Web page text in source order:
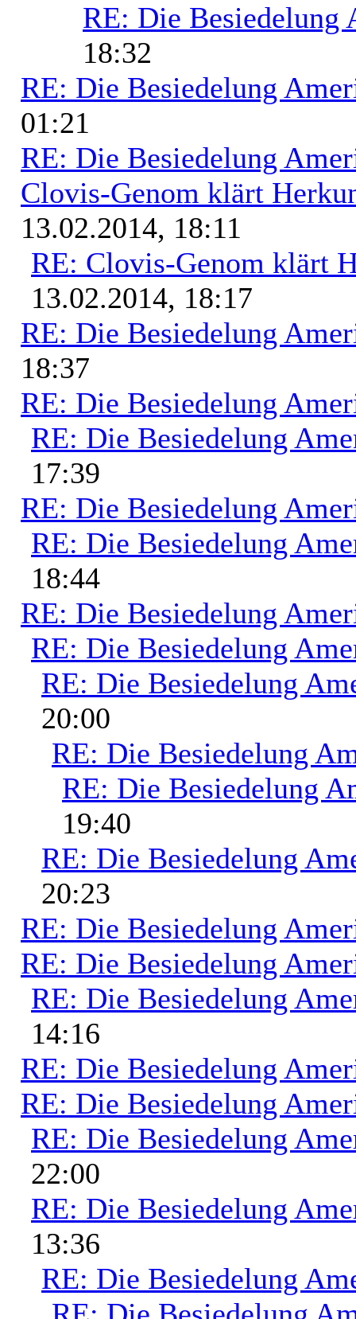
RE: Die Besiedelung
18:32
RE: Die Besiedelung
01:21
RE: Die Besiedelung
Clovis-Genom klärt
13.02.2014, 18:11
RE: Clovis-Genom klärt
13.02.2014, 18:17
RE: Die Besiedelung
18:37
RE: Die Besiedelung
RE: Die Besiedelung
17:39
RE: Die Besiedelung
RE: Die Besiedelung
18:44
RE: Die Besiedelung
RE: Die Besiedelung
RE: Die Besiedelung
20:00
RE: Die Besiedelung
RE: Die Besiedelung
19:40
RE: Die Besiedelung
20:23
RE: Die Besiedelung
RE: Die Besiedelung
RE: Die Besiedelung
14:16
RE: Die Besiedelung
RE: Die Besiedelung
RE: Die Besiedelung
22:00
RE: Die Besiedelung
13:36
RE: Die Besiedelung